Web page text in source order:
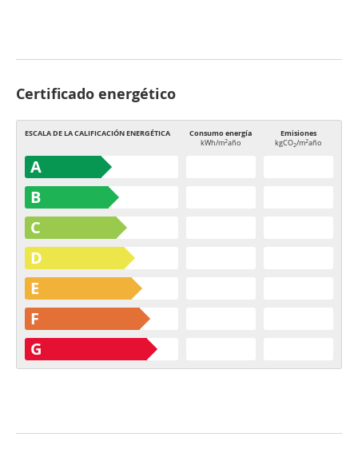
Certificado energético
ESCALA DE LA CALIFICACIÓN ENERGÉTICA Consumo energía
kWh/m2año
Emisiones
kgCO2/m2año
A
B
C
D
E
F
G